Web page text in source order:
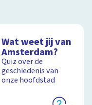
Wat weet jij van
Amsterdam?
Quiz over de
geschiedenis van
onze hoofdstad